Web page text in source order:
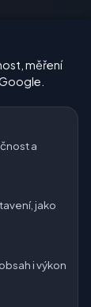
měření
a
jako
i výkon